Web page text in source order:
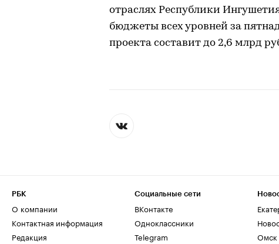
отраслях Республики
бюджеты всех уровней за
проекта составит до 2,6 млрд
РБК
О компании
Контактная информация
Редакция
Социальные сети
ВКонтакте
Одноклассники
Telegram
Омск